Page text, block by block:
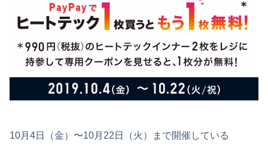
10月4日（金）〜10月22日（火）まで開催している